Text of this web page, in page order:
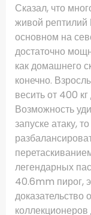
Сказал, что
живой рептилий
основном на
достаточно
как домашнего
конечно.
весить от 400
Возможность
запуске атаку,
легендарных
40.6mm пирог,
доказательство